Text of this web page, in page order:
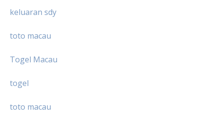
keluaran sdy
toto macau
Togel Macau
togel
toto macau